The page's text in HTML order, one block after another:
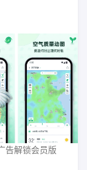
告解锁会员版